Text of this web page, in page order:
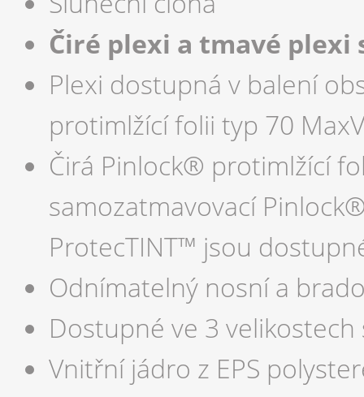
Čiré plexi a tmavé plexi
Plexi dostupná v balení
protimlžící folii typ 70
Čirá Pinlock® protimlžící
samozatmavovací
ProtecTINT™ jsou
Odnímatelný nosní a
Dostupné ve 3 velikostech
Vnitřní jádro z EPS